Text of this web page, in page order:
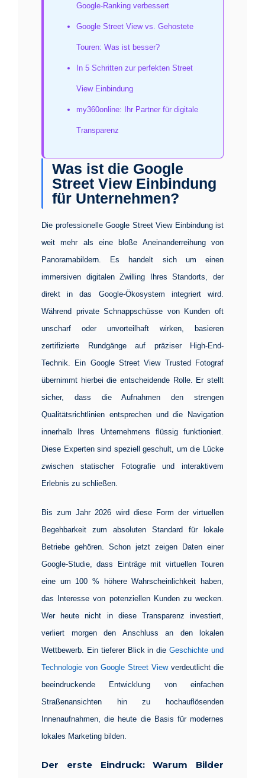
Google-Ranking verbessert
Google Street View vs. Gehostete
Touren: Was ist besser?
In 5 Schritten zur perfekten Street
View Einbindung
my360online: Ihr Partner für digitale
Transparenz
Was ist die Google
Street View Einbindung
für Unternehmen?
Die professionelle Google Street View Einbindungist
weit mehr als eine bloße Aneinanderreihung von
Panoramabildern. Es handelt sich um einen
immersiven digitalen Zwilling Ihres Standorts, der
direkt in das Google-Ökosystem integriert wird.
Während private Schnappschüsse von Kunden oft
unscharf oder unvorteilhaft wirken, basieren
zertifizierte Rundgänge auf präziser High-End-
Technik. Ein Google Street View Trusted Fotograf
übernimmt hierbei die entscheidende Rolle. Er stellt
sicher, dass die Aufnahmen den strengen
Qualitätsrichtlinien entsprechen und die Navigation
innerhalb Ihres Unternehmens flüssig funktioniert.
Diese Experten sind speziell geschult, um die Lücke
zwischen statischer Fotografie und interaktivem
Erlebnis zu schließen.
Bis zum Jahr 2026 wird diese Form der virtuellen
Begehbarkeit zum absoluten Standard für lokale
Betriebe gehören. Schon jetzt zeigen Daten einer
Google-Studie, dass Einträge mit virtuellen Touren
eine um 100 % höhere Wahrscheinlichkeit haben,
das Interesse von potenziellen Kunden zu wecken.
Wer heute nicht in diese Transparenz investiert,
verliert morgen den Anschluss an den lokalen
Wettbewerb. Ein tieferer Blick in dieGeschichte und
Technologie von Google Street Viewverdeutlicht die
beeindruckende Entwicklung von einfachen
Straßenansichten hin zu hochauflösenden
Innenaufnahmen, die heute die Basis für modernes
lokales Marketing bilden.
Der erste Eindruck: Warum Bilder